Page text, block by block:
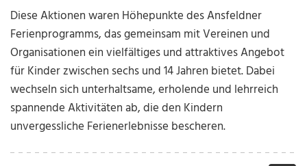
Diese Aktionen waren Höhepunkte des Ansfeldner
Ferienprogramms, das gemeinsam mit Vereinen und
Organisationen ein vielfältiges und attraktives Angebot
für Kinder zwischen sechs und 14 Jahren bietet. Dabei
wechseln sich unterhaltsame, erholende und lehrreich
spannende Aktivitäten ab, die den Kindern
unvergessliche Ferienerlebnisse bescheren.